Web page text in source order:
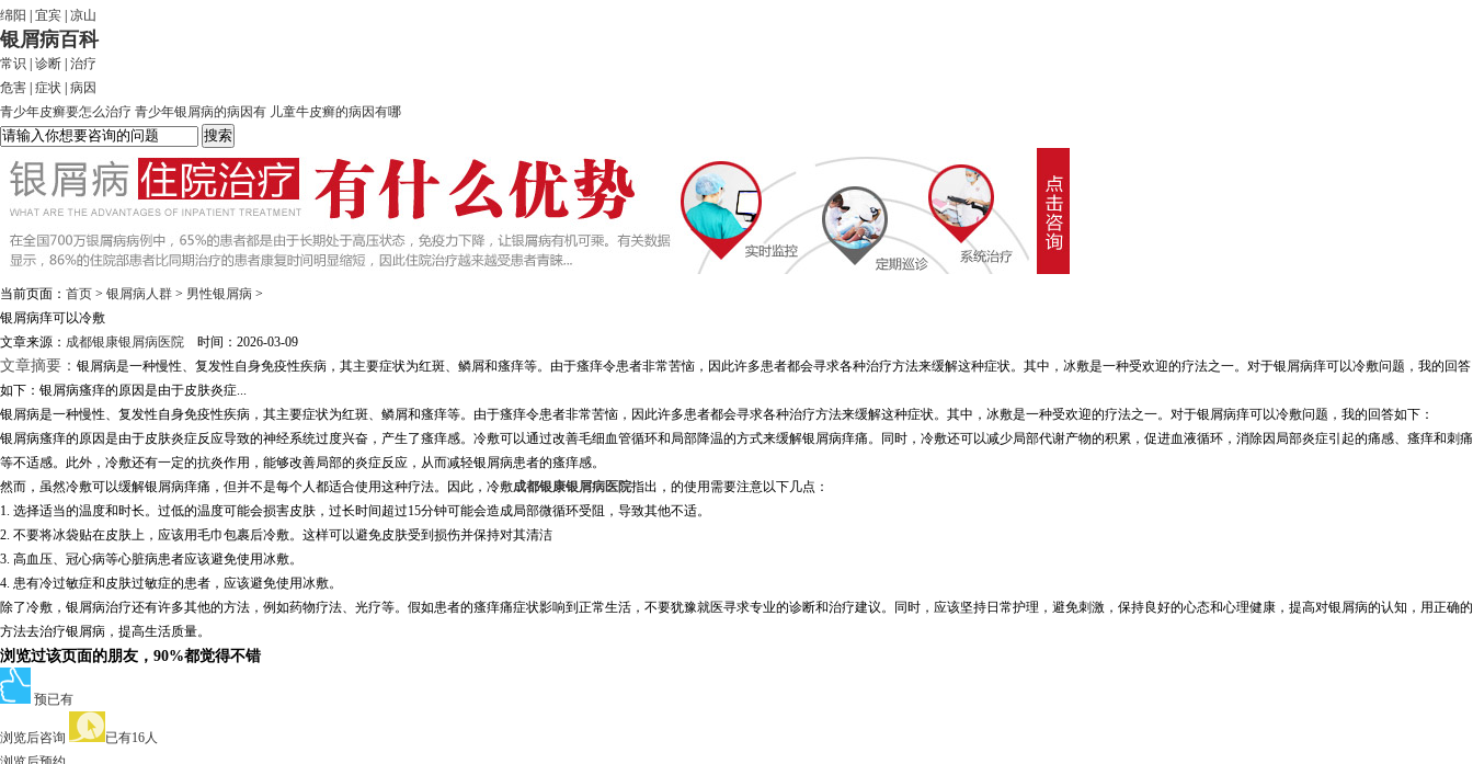
绵阳
宜宾 凉山
银屑病百科
常识 诊断 治疗
危害 症状 病因
青少年皮癣要怎么治疗 青少年银屑病的病因有 儿童牛皮癣的病因有哪
当前页面： 首页 > 银屑病人群 > 男性银屑病 >
银屑病痒可以冷敷
文章来源： 成都银康银屑病医院 时间：2026-03-09
文章摘要： 银屑病是一种慢性、复发性自身免疫性疾病，其主要症状为红斑、鳞屑和瘙痒等。由于瘙痒令患者非常苦恼，因此许多患者都会寻求各种治疗方法来缓解这种症状。其中，冰敷是一种受欢迎的疗法之一。对于银屑病痒可以冷敷问题，我的回答
如下：银屑病瘙痒的原因是由于皮肤炎症...
银屑病是一种慢性、复发性自身免疫性疾病，其主要症状为红斑、鳞屑和瘙痒等。由于瘙痒令患者非常苦恼，因此许多患者都会寻求各种治疗方法来缓解这种症状。其中，冰敷是一种受欢迎的疗法之一。对于银屑病痒可以冷敷问题，我的回答如下：
银屑病瘙痒的原因是由于皮肤炎症反应导致的神经系统过度兴奋，产生了瘙痒感。冷敷可以通过改善毛细血管循环和局部降温的方式来缓解银屑病痒痛。同时，冷敷还可以减少局部代谢产物的积累，促进血液循环，消除因局部炎症引起的痛感、瘙痒和刺痛
等不适感。此外，冷敷还有一定的抗炎作用，能够改善局部的炎症反应，从而减轻银屑病患者的瘙痒感。
然而，虽然冷敷可以缓解银屑病痒痛，但并不是每个人都适合使用这种疗法。因此，冷敷成都银康银屑病医院指出，的使用需要注意以下几点：
1. 选择适当的温度和时长。过低的温度可能会损害皮肤，过长时间超过15分钟可能会造成局部微循环受阻，导致其他不适。
2. 不要将冰袋贴在皮肤上，应该用毛巾包裹后冷敷。这样可以避免皮肤受到损伤并保持对其清洁
3. 高血压、冠心病等心脏病患者应该避免使用冰敷。
4. 患有冷过敏症和皮肤过敏症的患者，应该避免使用冰敷。
除了冷敷，银屑病治疗还有许多其他的方法，例如药物疗法、光疗等。假如患者的瘙痒痛症状影响到正常生活，不要犹豫就医寻求专业的诊断和治疗建议。同时，应该坚持日常护理，避免刺激，保持良好的心态和心理健康，提高对银屑病的认知，用正确的
方法去治疗银屑病，提高生活质量。
浏览过该页面的朋友，90%都觉得不错
预已有
浏览后咨询
已有16人